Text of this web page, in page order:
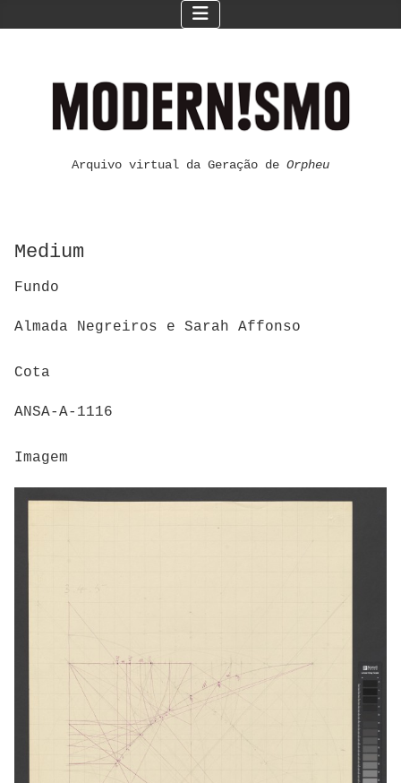
Arquivo virtual da Geração de Orpheu
Medium
Fundo
Almada Negreiros e Sarah Affonso
Cota
ANSA-A-1116
Imagem